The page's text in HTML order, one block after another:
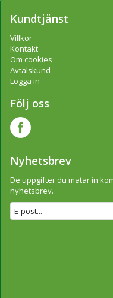
Kundtjänst
Villkor
Kontakt
Om cookies
Avtalskund
Logga in
Följ oss
Nyhetsbrev
De uppgifter du matar in
nyhetsbrev.